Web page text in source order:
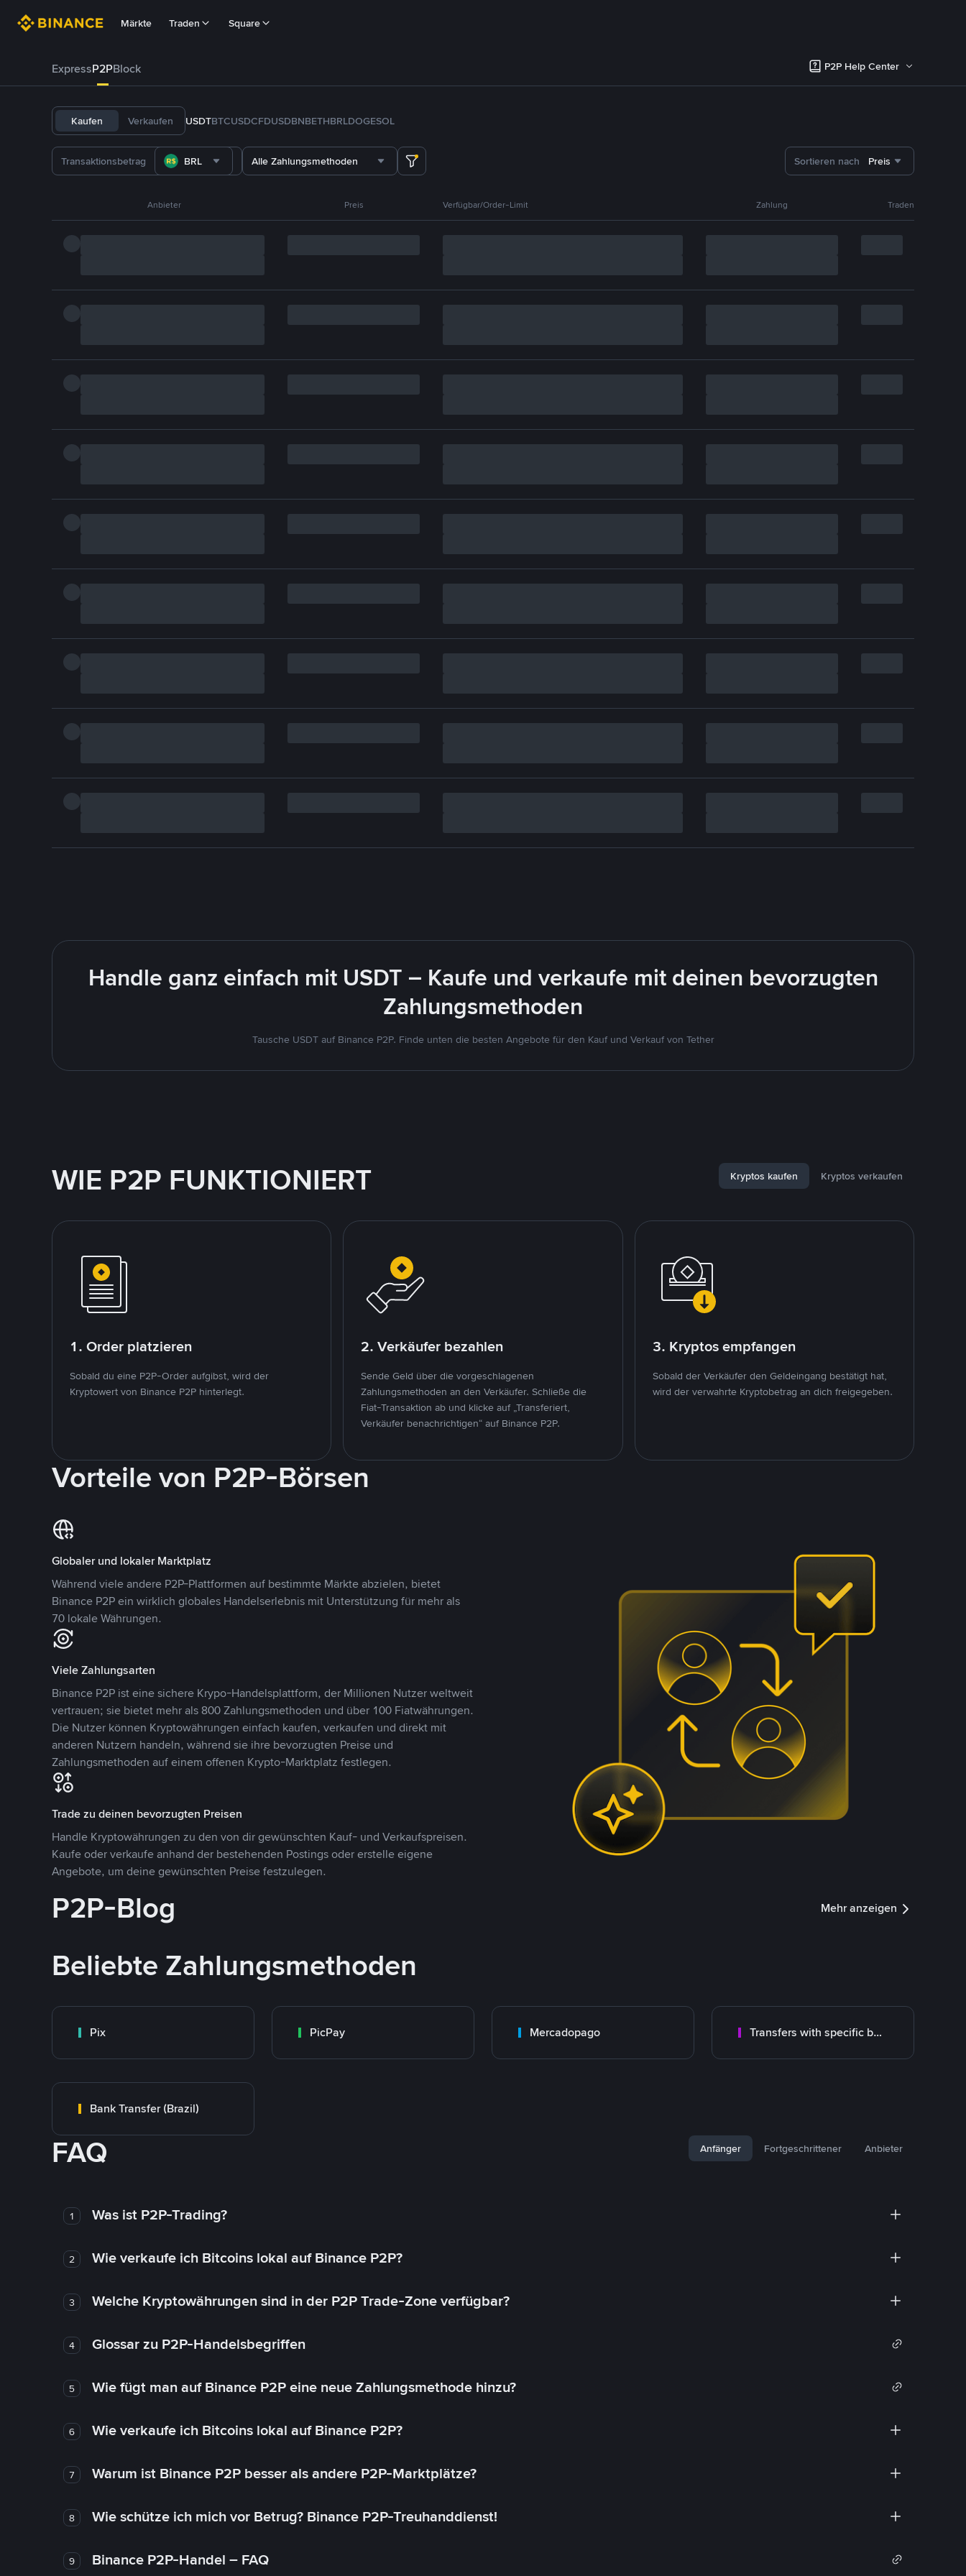
Märkte Traden Square
ExpressP2PBlock P2P Help Center
Kaufen Verkaufen USDTBTCUSDCFDUSDBNBETHBRLDOGESOL
BRL Alle Zahlungsmethoden Sortieren nach Preis
Anbieter Preis Verfügbar/Order-Limit Zahlung Traden
Handle ganz einfach mit USDT – Kaufe und verkaufe mit deinen bevorzugten
Zahlungsmethoden
Tausche USDT auf Binance P2P. Finde unten die besten Angebote für den Kauf und Verkauf von Tether
WIE P2P FUNKTIONIERT Kryptos kaufen Kryptos verkaufen
1. Order platzieren
Sobald du eine P2P-Order aufgibst, wird der
Kryptowert von Binance P2P hinterlegt.
2. Verkäufer bezahlen
Sende Geld über die vorgeschlagenen
Zahlungsmethoden an den Verkäufer. Schließe die
Fiat-Transaktion ab und klicke auf „Transferiert,
Verkäufer benachrichtigen“ auf Binance P2P.
3. Kryptos empfangen
Sobald der Verkäufer den Geldeingang bestätigt hat,
wird der verwahrte Kryptobetrag an dich freigegeben.
Vorteile von P2P-Börsen
Globaler und lokaler Marktplatz
Während viele andere P2P-Plattformen auf bestimmte Märkte abzielen, bietet
Binance P2P ein wirklich globales Handelserlebnis mit Unterstützung für mehr als
70 lokale Währungen.
Viele Zahlungsarten
Binance P2P ist eine sichere Krypo-Handelsplattform, der Millionen Nutzer weltweit
vertrauen; sie bietet mehr als 800 Zahlungsmethoden und über 100 Fiatwährungen.
Die Nutzer können Kryptowährungen einfach kaufen, verkaufen und direkt mit
anderen Nutzern handeln, während sie ihre bevorzugten Preise und
Zahlungsmethoden auf einem offenen Krypto-Marktplatz festlegen.
Trade zu deinen bevorzugten Preisen
Handle Kryptowährungen zu den von dir gewünschten Kauf- und Verkaufspreisen.
Kaufe oder verkaufe anhand der bestehenden Postings oder erstelle eigene
Angebote, um deine gewünschten Preise festzulegen.
P2P-Blog Mehr anzeigen
Beliebte Zahlungsmethoden
Pix PicPay Mercadopago Transfers with specific bank
Bank Transfer (Brazil)
FAQ Anfänger Fortgeschrittener Anbieter
1 Was ist P2P-Trading?
2 Wie verkaufe ich Bitcoins lokal auf Binance P2P?
3 Welche Kryptowährungen sind in der P2P Trade-Zone verfügbar?
4 Glossar zu P2P-Handelsbegriffen
5 Wie fügt man auf Binance P2P eine neue Zahlungsmethode hinzu?
6 Wie verkaufe ich Bitcoins lokal auf Binance P2P?
7 Warum ist Binance P2P besser als andere P2P-Marktplätze?
8 Wie schütze ich mich vor Betrug? Binance P2P-Treuhanddienst!
9 Binance P2P-Handel – FAQ